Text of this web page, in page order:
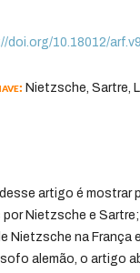
doi.org/10.18012/
Nietzsche, Sartre,
artigo é mostrar
por Nietzsche e
Nietzsche na França
alemão, o artigo